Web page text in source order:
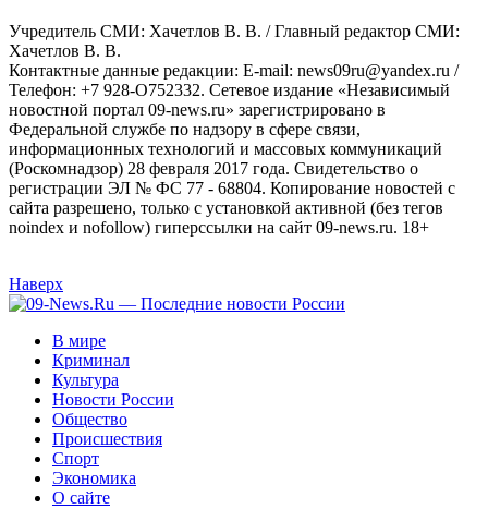
Учредитель СМИ: Хaчeтлoв B. B. / Главный редактор СМИ:
Хaчeтлoв B. B.
Контактные данные редакции: E-mail: news09ru@yandex.ru /
Телефон: +7 928-O752332. Сетевое издание «Независимый
новостной портал 09-news.ru» зарегистрировано в
Федеральной службе по надзору в сфере связи,
информационных технологий и массовых коммуникаций
(Роскомнадзор) 28 февраля 2017 года. Свидетельство о
регистрации ЭЛ № ФС 77 - 68804. Копирование новостей с
сайта разрешено, только с установкой активной (без тегов
noindex и nofollow) гиперссылки на сайт 09-news.ru. 18+
Наверх
В мире
Криминал
Культура
Новости России
Общество
Происшествия
Спорт
Экономика
О сайте